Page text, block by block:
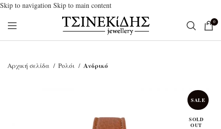
Skip to navigation Skip to main content
0
Αρχική σελίδα Ρολόι Ανδρικό
SALE
SOLD
OUT